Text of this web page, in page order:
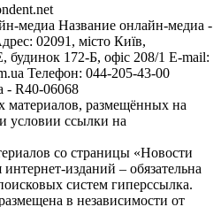
медиа Название онлайн-медиа -
02091, місто Київ,
172-Б, офіс 208/1 E-mail:
Телефон: 044-205-43-00
- R40-06068
материалов, размещённых на
условии ссылки на
со страницы «Новости
изданий – обязательна
систем гиперссылка.
в независимости от